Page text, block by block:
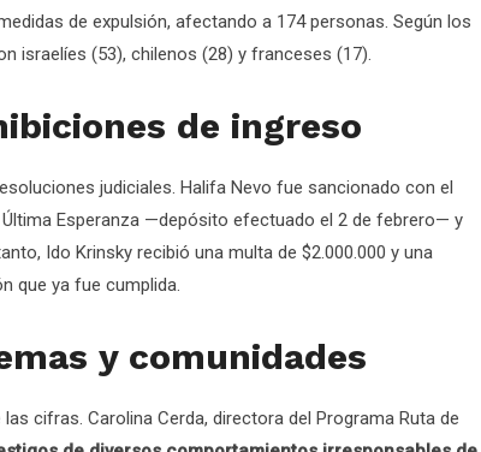
de expulsión, afectando a 174 personas. Según los
israelíes (53), chilenos (28) y franceses (17).
de ingreso
judiciales. Halifa Nevo fue sancionado con el
Esperanza —depósito efectuado el 2 de febrero— y
Ido Krinsky recibió una multa de $2.000.000 y una
que ya fue cumplida.
y comunidades
cifras. Carolina Cerda, directora del Programa Ruta de